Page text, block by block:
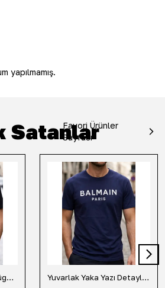
yapılmamış.
Satanlar
Favori Ürünler
Sayfası
Yuvarlak Yaka Küçük Fügür Detaylı Tişört-Siyah Yuvarlak Yaka Yazı Detaylı Tişört-Lacivert